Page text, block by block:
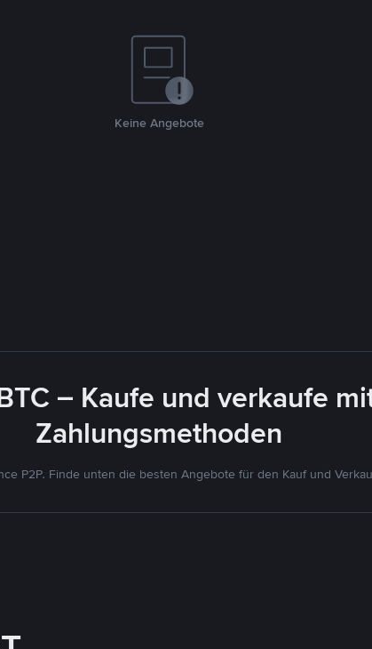
Keine Angebote
– Kaufe und verkaufe
Zahlungsmethoden
P2P. Finde unten die besten Angebote für den Kauf und